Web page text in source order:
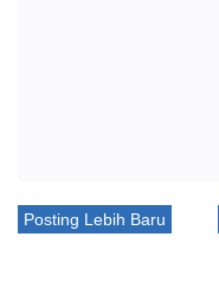
Posting Lebih Baru